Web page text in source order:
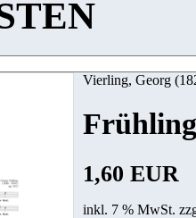
Vierling, Georg
1,60 EUR
inkl. 7 % MwSt.